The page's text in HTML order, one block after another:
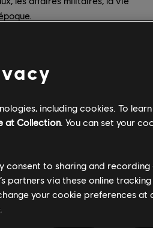
including cookies. To
at Collection. You can set your
consent to sharing and recording
partners via these online tracking
your cookie preferences at